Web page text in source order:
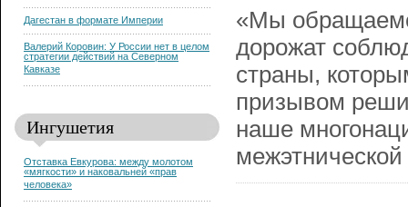
Дагестан в формате Империи
Валерий Коровин: У России нет в целом
стратегии действий на Северном
Кавказе
Ингушетия
Отставка Евкурова: между молотом
«мягкости» и наковальней «прав
человека»
«Мы
дорожат
страны,
призывом
наше